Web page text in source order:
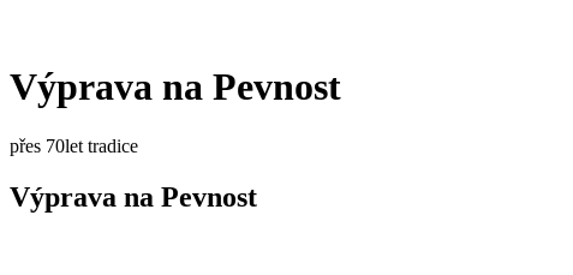
Výprava na Pevnost
přes 70let tradice
Výprava na Pevnost